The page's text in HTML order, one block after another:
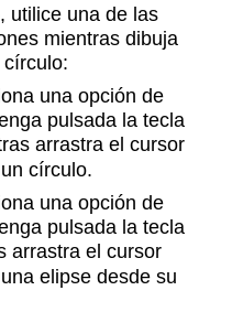
utilice una de las
mientras dibuja
una opción de
pulsada la tecla
arrastra el cursor
círculo.
una opción de
pulsada la tecla
arrastra el cursor
elipse desde su